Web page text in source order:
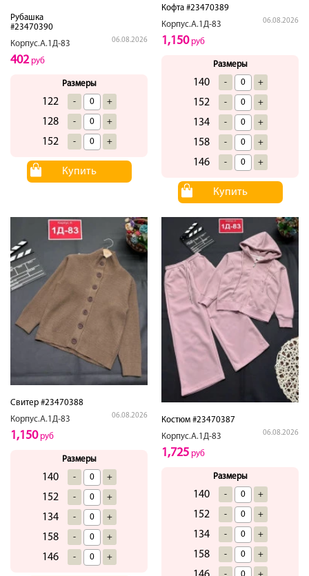
Рубашка
#23470390
Корпус.А.1Д-83
06.08.2026
402руб
Размеры
122 - +
128 - +
152 - +
Купить
Кофта #23470389
Корпус.А.1Д-83
06.08.2026
1,150руб
Размеры
140 - +
152 - +
134 - +
158 - +
146 - +
Купить
Свитер #23470388
Корпус.А.1Д-83
06.08.2026
1,150руб
Размеры
140 - +
152 - +
134 - +
158 - +
146 - +
Костюм #23470387
Корпус.А.1Д-83
06.08.2026
1,725 руб
Размеры
140 - +
152 - +
134 - +
158 - +